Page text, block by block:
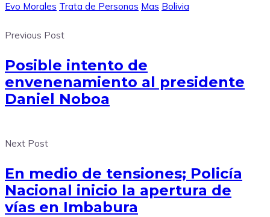
Evo Morales Trata de Personas Mas Bolivia
Previous Post
Posible intento de
envenenamiento al presidente
Daniel Noboa
Next Post
En medio de tensiones; Policía
Nacional inicio la apertura de
vías en Imbabura